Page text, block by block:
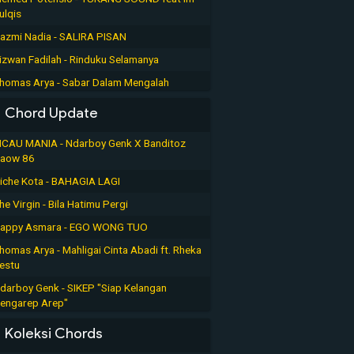
Nadia - SALIRA PISAN
Fadilah - Rinduku Selamanya
Arya - Sabar Dalam Mengalah
Chord Update
MANIA - Ndarboy Genk X Banditoz
86
Kota - BAHAGIA LAGI
Virgin - Bila Hatimu Pergi
Asmara - EGO WONG TUO
Arya - Mahligai Cinta Abadi ft. Rheka
Genk - SIKEP "Siap Kelangan
Arep"
Koleksi Chords